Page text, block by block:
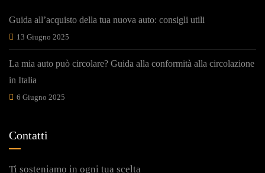
Guida all’acquisto della tua nuova auto: consigli utili
13 Giugno 2025
La mia auto può circolare? Guida alla conformità alla circolazione
in Italia
6 Giugno 2025
Contatti
Ti sosteniamo in ogni tua scelta